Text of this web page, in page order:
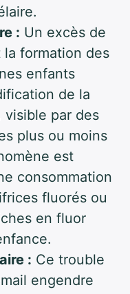
: Un excès de
formation des
enfants
de la
visible par des
plus ou moins
est
consommation
fluorés ou
en fluor
: Ce trouble
engendre